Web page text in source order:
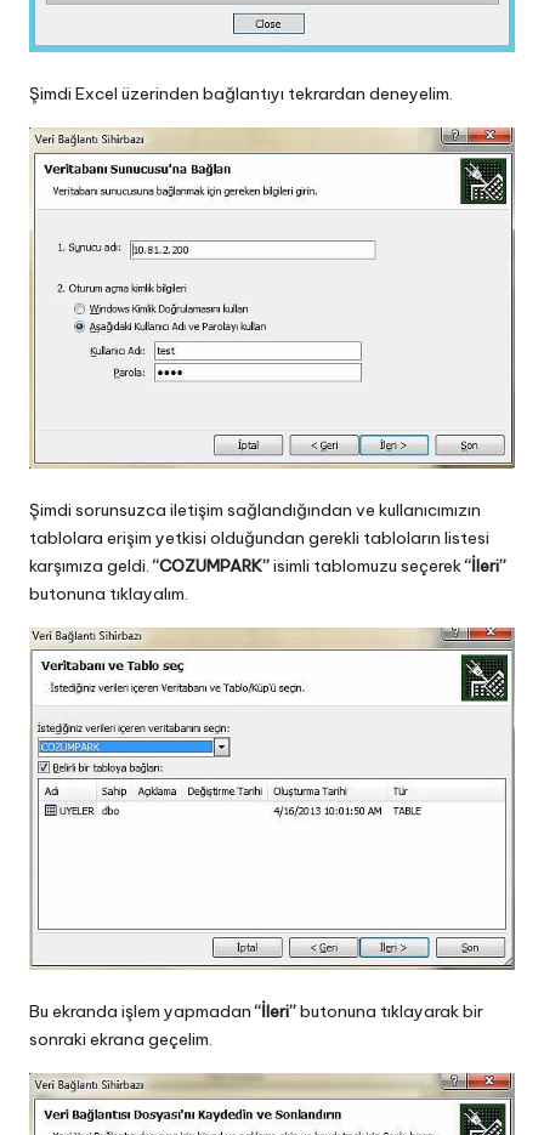
Şimdi Excel üzerinden bağlantıyı tekrardan deneyelim.
Şimdi sorunsuzca iletişim sağlandığından ve kullanıcımızın
tablolara erişim yetkisi olduğundan gerekli tabloların listesi
karşımıza geldi.“COZUMPARK”isimli tablomuzu seçerek“İleri”
butonuna tıklayalım.
Bu ekranda işlem yapmadan“İleri”butonuna tıklayarak bir
sonraki ekrana geçelim.